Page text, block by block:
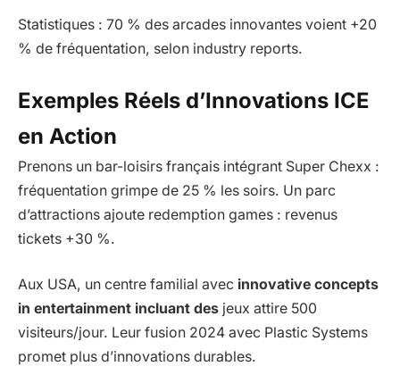
Statistiques : 70 % des arcades innovantes voient +20
% de fréquentation, selon industry reports.
Exemples Réels d’Innovations ICE
en Action
Prenons un bar-loisirs français intégrant Super Chexx :
fréquentation grimpe de 25 % les soirs. Un parc
d’attractions ajoute redemption games : revenus
tickets +30 %.
Aux USA, un centre familial avec innovative concepts
in entertainment incluant des jeux attire 500
visiteurs/jour. Leur fusion 2024 avec Plastic Systems
promet plus d’innovations durables.